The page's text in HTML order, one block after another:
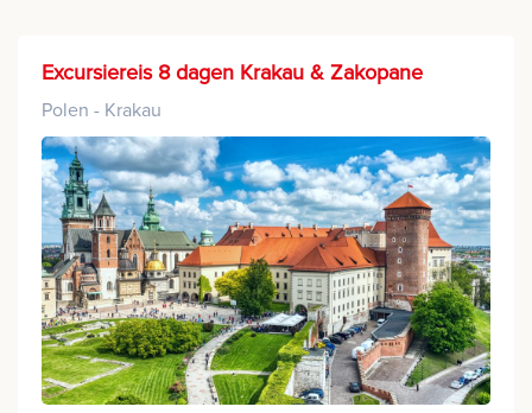
Excursiereis 8 dagen Krakau & Zakopane
Polen - Krakau